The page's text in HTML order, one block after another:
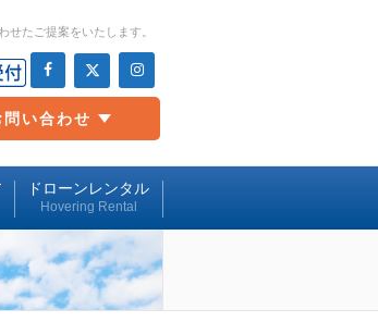
たご提案をいたします。
問い合わせ
問い合わせ
撮影予約
ドローンレンタル
Hovering Rental